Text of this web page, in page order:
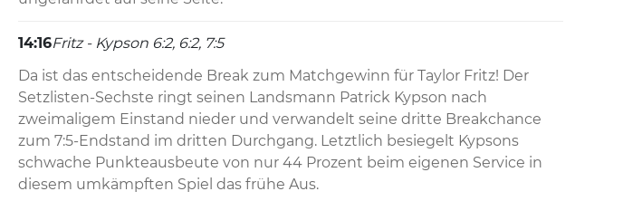
14:16Fritz - Kypson 6:2, 6:2, 7:5
Da ist das entscheidende Break zum Matchgewinn für Taylor Fritz! Der
Setzlisten-Sechste ringt seinen Landsmann Patrick Kypson nach
zweimaligem Einstand nieder und verwandelt seine dritte Breakchance
zum 7:5-Endstand im dritten Durchgang. Letztlich besiegelt Kypsons
schwache Punkteausbeute von nur 44 Prozent beim eigenen Service in
diesem umkämpften Spiel das frühe Aus.